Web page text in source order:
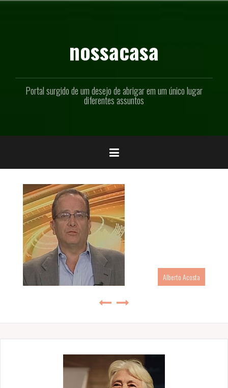
nossacasa
Portal surgido de um desejo de abrigar em um único lugar
diferentes assuntos
Alberto Acosta